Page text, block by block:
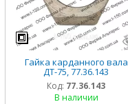
Гайка карданного вала
ДТ-75, 77.36.143
Код: 77.36.143
В наличии